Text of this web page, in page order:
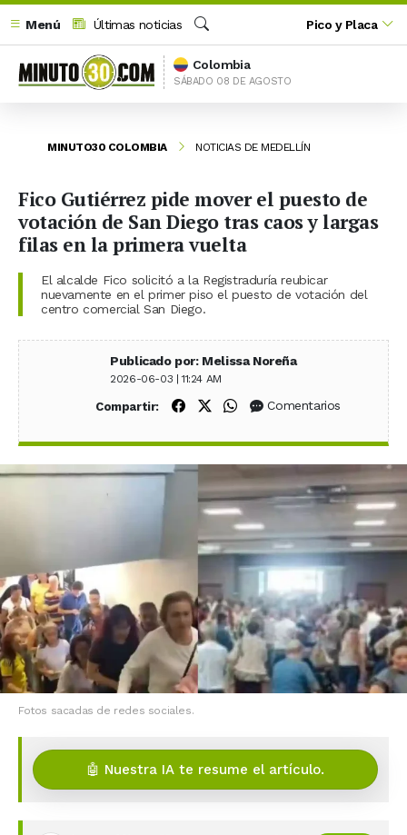
Menú
Últimas noticias
Buscar
Pico y Placa
Colombia
SÁBADO 08 DE AGOSTO
MINUTO30 COLOMBIA NOTICIAS DE MEDELLÍN
Fico Gutiérrez pide mover el puesto de
votación de San Diego tras caos y largas
filas en la primera vuelta
El alcalde Fico solicitó a la Registraduría reubicar
nuevamente en el primer piso el puesto de votación del
centro comercial San Diego.
Publicado por: Melissa Noreña
2026-06-03 | 11:24 AM
Compartir: Compartir en Facebook
Compartir en X (Twitter)
Compartir en WhatsApp
Comentarios
Fotos sacadas de redes sociales.
🤖 Nuestra IA te resume el artículo.